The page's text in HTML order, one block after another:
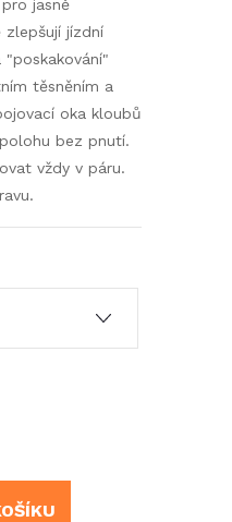
jasně
zlepšují jízdní
"poskakování"
těsněním a
oka kloubů
bez pnutí.
vždy v páru.